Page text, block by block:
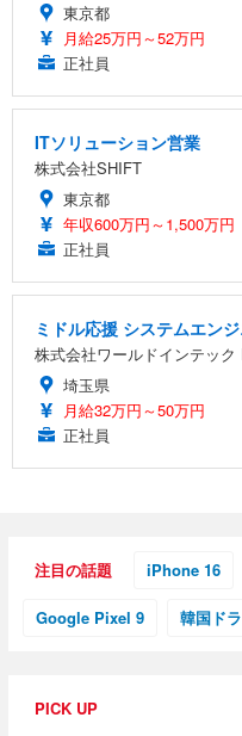
東京都
月給25万円～52万円
正社員
ITソリューション営業
株式会社SHIFT
東京都
年収600万円～1,500万円
正社員
ミドル応援 システムエン
株式会社ワールドインテッ
埼玉県
月給32万円～50万円
正社員
注目の話題 iPhone 16
Google Pixel 9 韓国ド
PICK UP